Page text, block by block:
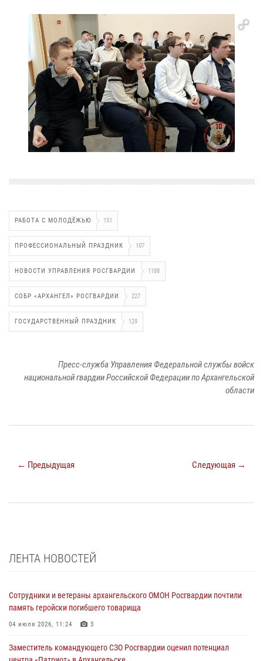
РАБОТА С МОЛОДЁЖЬЮ 151
ПРОФЕССИОНАЛЬНЫЙ ПРАЗДНИК 107
НОВОСТИ УПРАВЛЕНИЯ РОСГВАРДИИ 1188
СОБР «АРХАНГЕЛ» РОСГВАРДИИ 227
ГОСУДАРСТВЕННЫЙ ПРАЗДНИК 129
Пресс-служба Управления Федеральной службы войск
национальной гвардии Российской Федерации по Архангельской
области
← Предыдущая Следующая →
ЛЕНТА НОВОСТЕЙ
Сотрудники и ветераны архангельского ОМОН Росгвардии почтили
память геройски погибшего товарища
04 июля 2026, 11:24 3
Заместитель командующего СЗО Росгвардии оценил потенциал